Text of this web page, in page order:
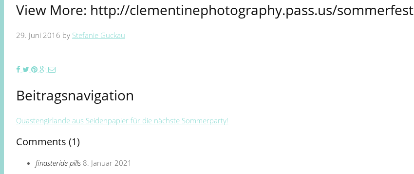
View More: http://clementinephotography.pass.us/sommerfest
29. Juni 2016 by Stefanie Guckau
Beitragsnavigation
Quastengirlande aus Seidenpapier für die nächste Sommerparty!
Comments (1)
finasteride pills 8. Januar 2021